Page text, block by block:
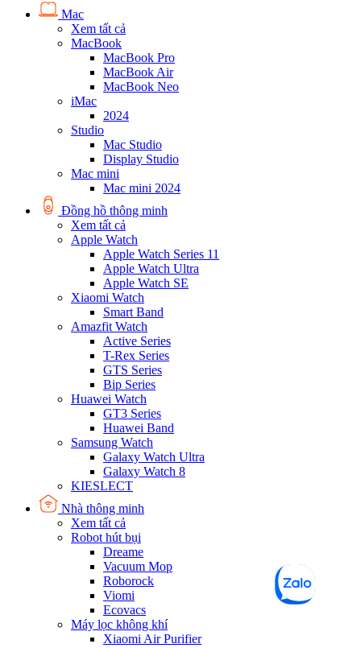
Mac
Xem tất cả
MacBook
MacBook Pro
MacBook Air
MacBook Neo
iMac
2024
Studio
Mac Studio
Display Studio
Mac mini
Mac mini 2024
Đồng hồ thông minh
Xem tất cả
Apple Watch
Apple Watch Series 11
Apple Watch Ultra
Apple Watch SE
Xiaomi Watch
Smart Band
Amazfit Watch
Active Series
T-Rex Series
GTS Series
Bip Series
Huawei Watch
GT3 Series
Huawei Band
Samsung Watch
Galaxy Watch Ultra
Galaxy Watch 8
KIESLECT
Nhà thông minh
Xem tất cả
Robot hút bụi
Dreame
Vacuum Mop
Roborock
Viomi
Ecovacs
Máy lọc không khí
Xiaomi Air Purifier